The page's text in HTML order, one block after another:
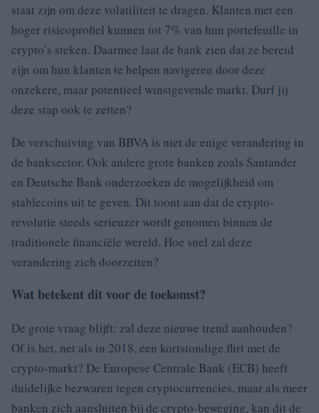
staat zijn om deze volatiliteit te dragen. Klanten met een
hoger risicoprofiel kunnen tot 7% van hun portefeuille in
crypto’s steken. Daarmee laat de bank zien dat ze bereid
zijn om hun klanten te helpen navigeren door deze
onzekere, maar potentieel winstgevende markt. Durf jij
deze stap ook te zetten?
De verschuiving van BBVA is niet de enige verandering in
de banksector. Ook andere grote banken zoals Santander
en Deutsche Bank onderzoeken de mogelijkheid om
stablecoins uit te geven. Dit toont aan dat de crypto-
revolutie steeds serieuzer wordt genomen binnen de
traditionele financiële wereld. Hoe snel zal deze
verandering zich doorzetten?
Wat betekent dit voor de toekomst?
De grote vraag blijft: zal deze nieuwe trend aanhouden?
Of is het, net als in 2018, een kortstondige flirt met de
crypto-markt? De Europese Centrale Bank (ECB) heeft
duidelijke bezwaren tegen cryptocurrencies, maar als meer
banken zich aansluiten bij de crypto-beweging, kan dit de